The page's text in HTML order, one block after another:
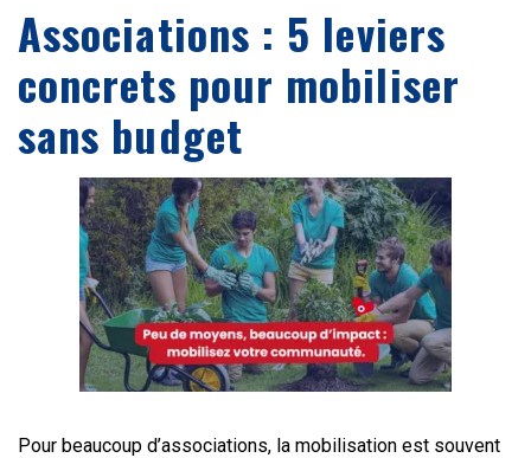
Associations : 5 leviers
concrets pour mobiliser
sans budget
Pour beaucoup d’associations, la mobilisation est souvent